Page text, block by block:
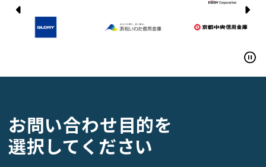
Hamamatsu Iwata Shinkin Bank
Kyoto Chuo Shinkin Bank
Kyoto Bank
お問い合わせ目的を
選択してください